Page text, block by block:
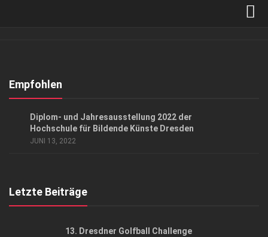
Kontakt, Impressum
Empfohlen
Diplom- und Jahresausstellung 2022 der
Hochschule für Bildende Künste Dresden
JUNI 13, 2022
Letzte Beiträge
13. Dresdner Golfball Challenge